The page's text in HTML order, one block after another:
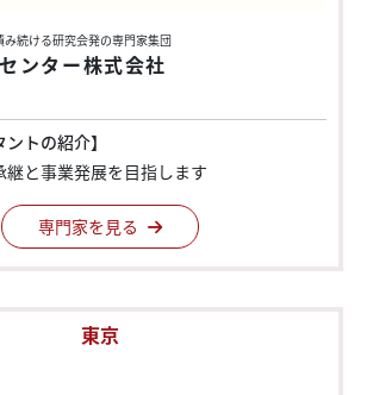
み続ける研究会発の専門家集団
ンター株式会社
トの紹介】
と事業発展を目指します
専門家を見る
東京